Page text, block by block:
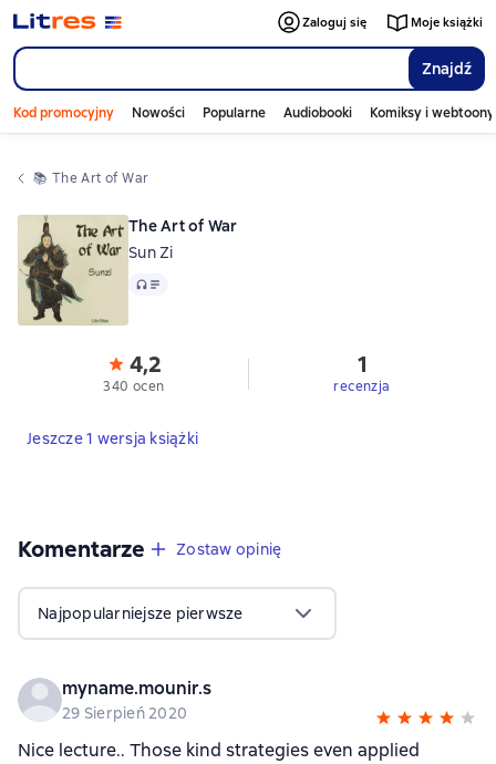
Znajdź
Zaloguj się Moje książki
Kod promocyjny Nowości Popularne Audiobooki Komiksy i webtoony
📚 The Art of War
Komentarze 1 opinia
Zostaw opinię
Najpopularniejsze pierwsze
myname.mounir.s
29 Sierpień 2020
Nice lecture.. Those kind strategies even applied
The Art of War
Sun Zi
Audio
4,2
340 ocen
1
recenzja
Jeszcze 1 wersja książki